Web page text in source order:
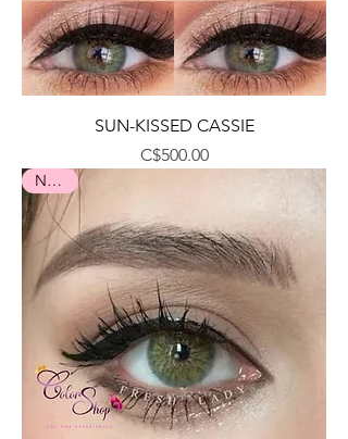
SUN-KISSED CASSIE
Precio
C$500.00
Nuevo